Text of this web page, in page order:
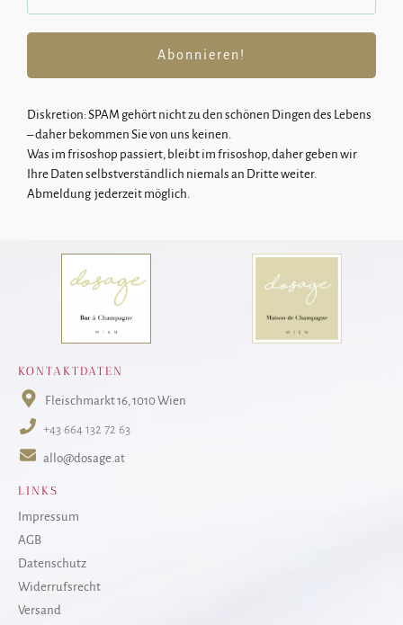
Abonnieren!
Diskretion: SPAM gehört nicht zu den schönen Dingen des Lebens
–daher bekommen Sie von uns keinen.
Was im frisoshop passiert, bleibt im frisoshop, daher geben wir
Ihre Daten selbstverständlich niemals an Dritte weiter.
Abmeldung jederzeit möglich.
KONTAKTDATEN
Fleischmarkt 16 , 1010 Wien
+43 664 132 72 63
allo@dosage.at
LINKS
Impressum
AGB
Datenschutz
Widerrufsrecht
Versand